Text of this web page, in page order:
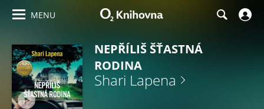
MENU
NEPŘÍLIŠ ŠŤASTNÁ
RODINA
Shari Lapena